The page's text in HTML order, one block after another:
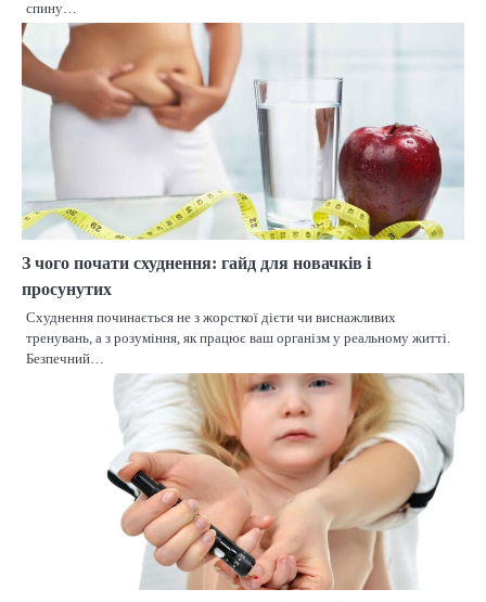
спину…
З чого почати схуднення: гайд для новачків і
просунутих
Схуднення починається не з жорсткої дієти чи виснажливих
тренувань, а з розуміння, як працює ваш організм у реальному житті.
Безпечний…